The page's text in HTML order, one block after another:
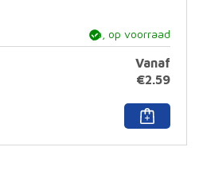
ja, op voorraad
Vanaf
€2.59
Dit